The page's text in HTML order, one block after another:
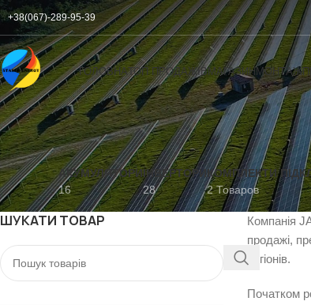
+38(067)-289-95-39
ГОЛОВНАТОП ПРОДАЖІВМАГАЗИНМОНТАЖ
АКУМУЛЯТОРИ
16
ІНВЕРТОРИ
28
КОМПЛЕКТИ
2 Товаров
ШУКАТИ ТОВАР
Компанія
продажі,
регіонів.
Початком